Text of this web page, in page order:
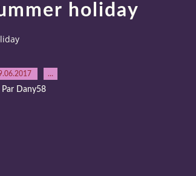
holiday
…
Par Dany58